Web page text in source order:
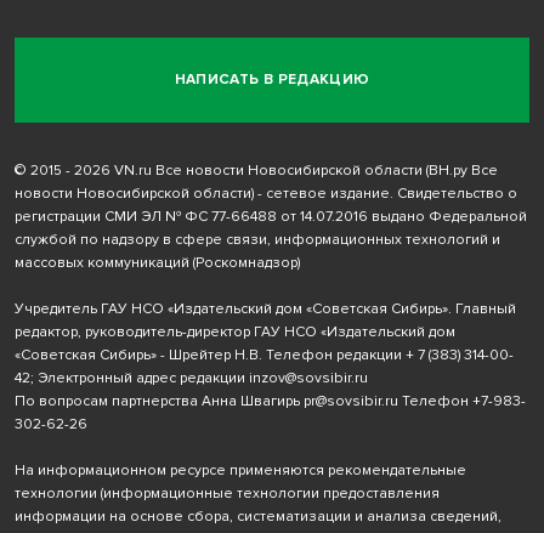
НАПИСАТЬ В РЕДАКЦИЮ
© 2015 - 2026 VN.ru Все новости Новосибирской области (ВН.ру Все
новости Новосибирской области) - сетевое издание. Свидетельство о
регистрации СМИ ЭЛ № ФС 77-66488 от 14.07.2016 выдано Федеральной
службой по надзору в сфере связи, информационных технологий и
массовых коммуникаций (Роскомнадзор)
Учредитель ГАУ НСО «Издательский дом «Советская Сибирь». Главный
редактор, руководитель-директор ГАУ НСО «Издательский дом
«Советская Сибирь» - Шрейтер Н.В. Телефон редакции + 7 (383) 314-00-
42; Электронный адрес редакции inzov@sovsibir.ru
По вопросам партнерства Анна Швагирь pr@sovsibir.ru Телефон +7-983-
302-62-26
На информационном ресурсе применяются рекомендательные
технологии (информационные технологии предоставления
информации на основе сбора, систематизации и анализа сведений,